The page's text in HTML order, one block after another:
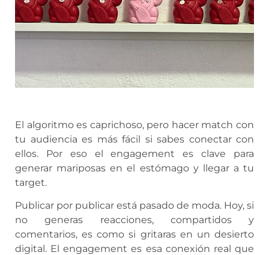
El algoritmo es caprichoso, pero hacer match con
tu audiencia es más fácil si sabes conectar con
ellos. Por eso el engagement es clave para
generar mariposas en el estómago y llegar a tu
target.
Publicar por publicar está pasado de moda. Hoy, si
no generas reacciones, compartidos y
comentarios, es como si gritaras en un desierto
digital. El engagement es esa conexión real que